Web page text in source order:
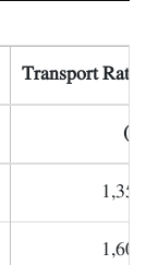
Transport Rate